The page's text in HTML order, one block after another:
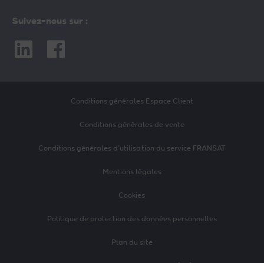
Suivez-nous sur :
Linkedin Facebook
Conditions générales Espace Client
Conditions générales de vente
Conditions générales d’utilisation du service FRANSAT
Mentions légales
Cookies
Politique de protection des données personnelles
Plan du site